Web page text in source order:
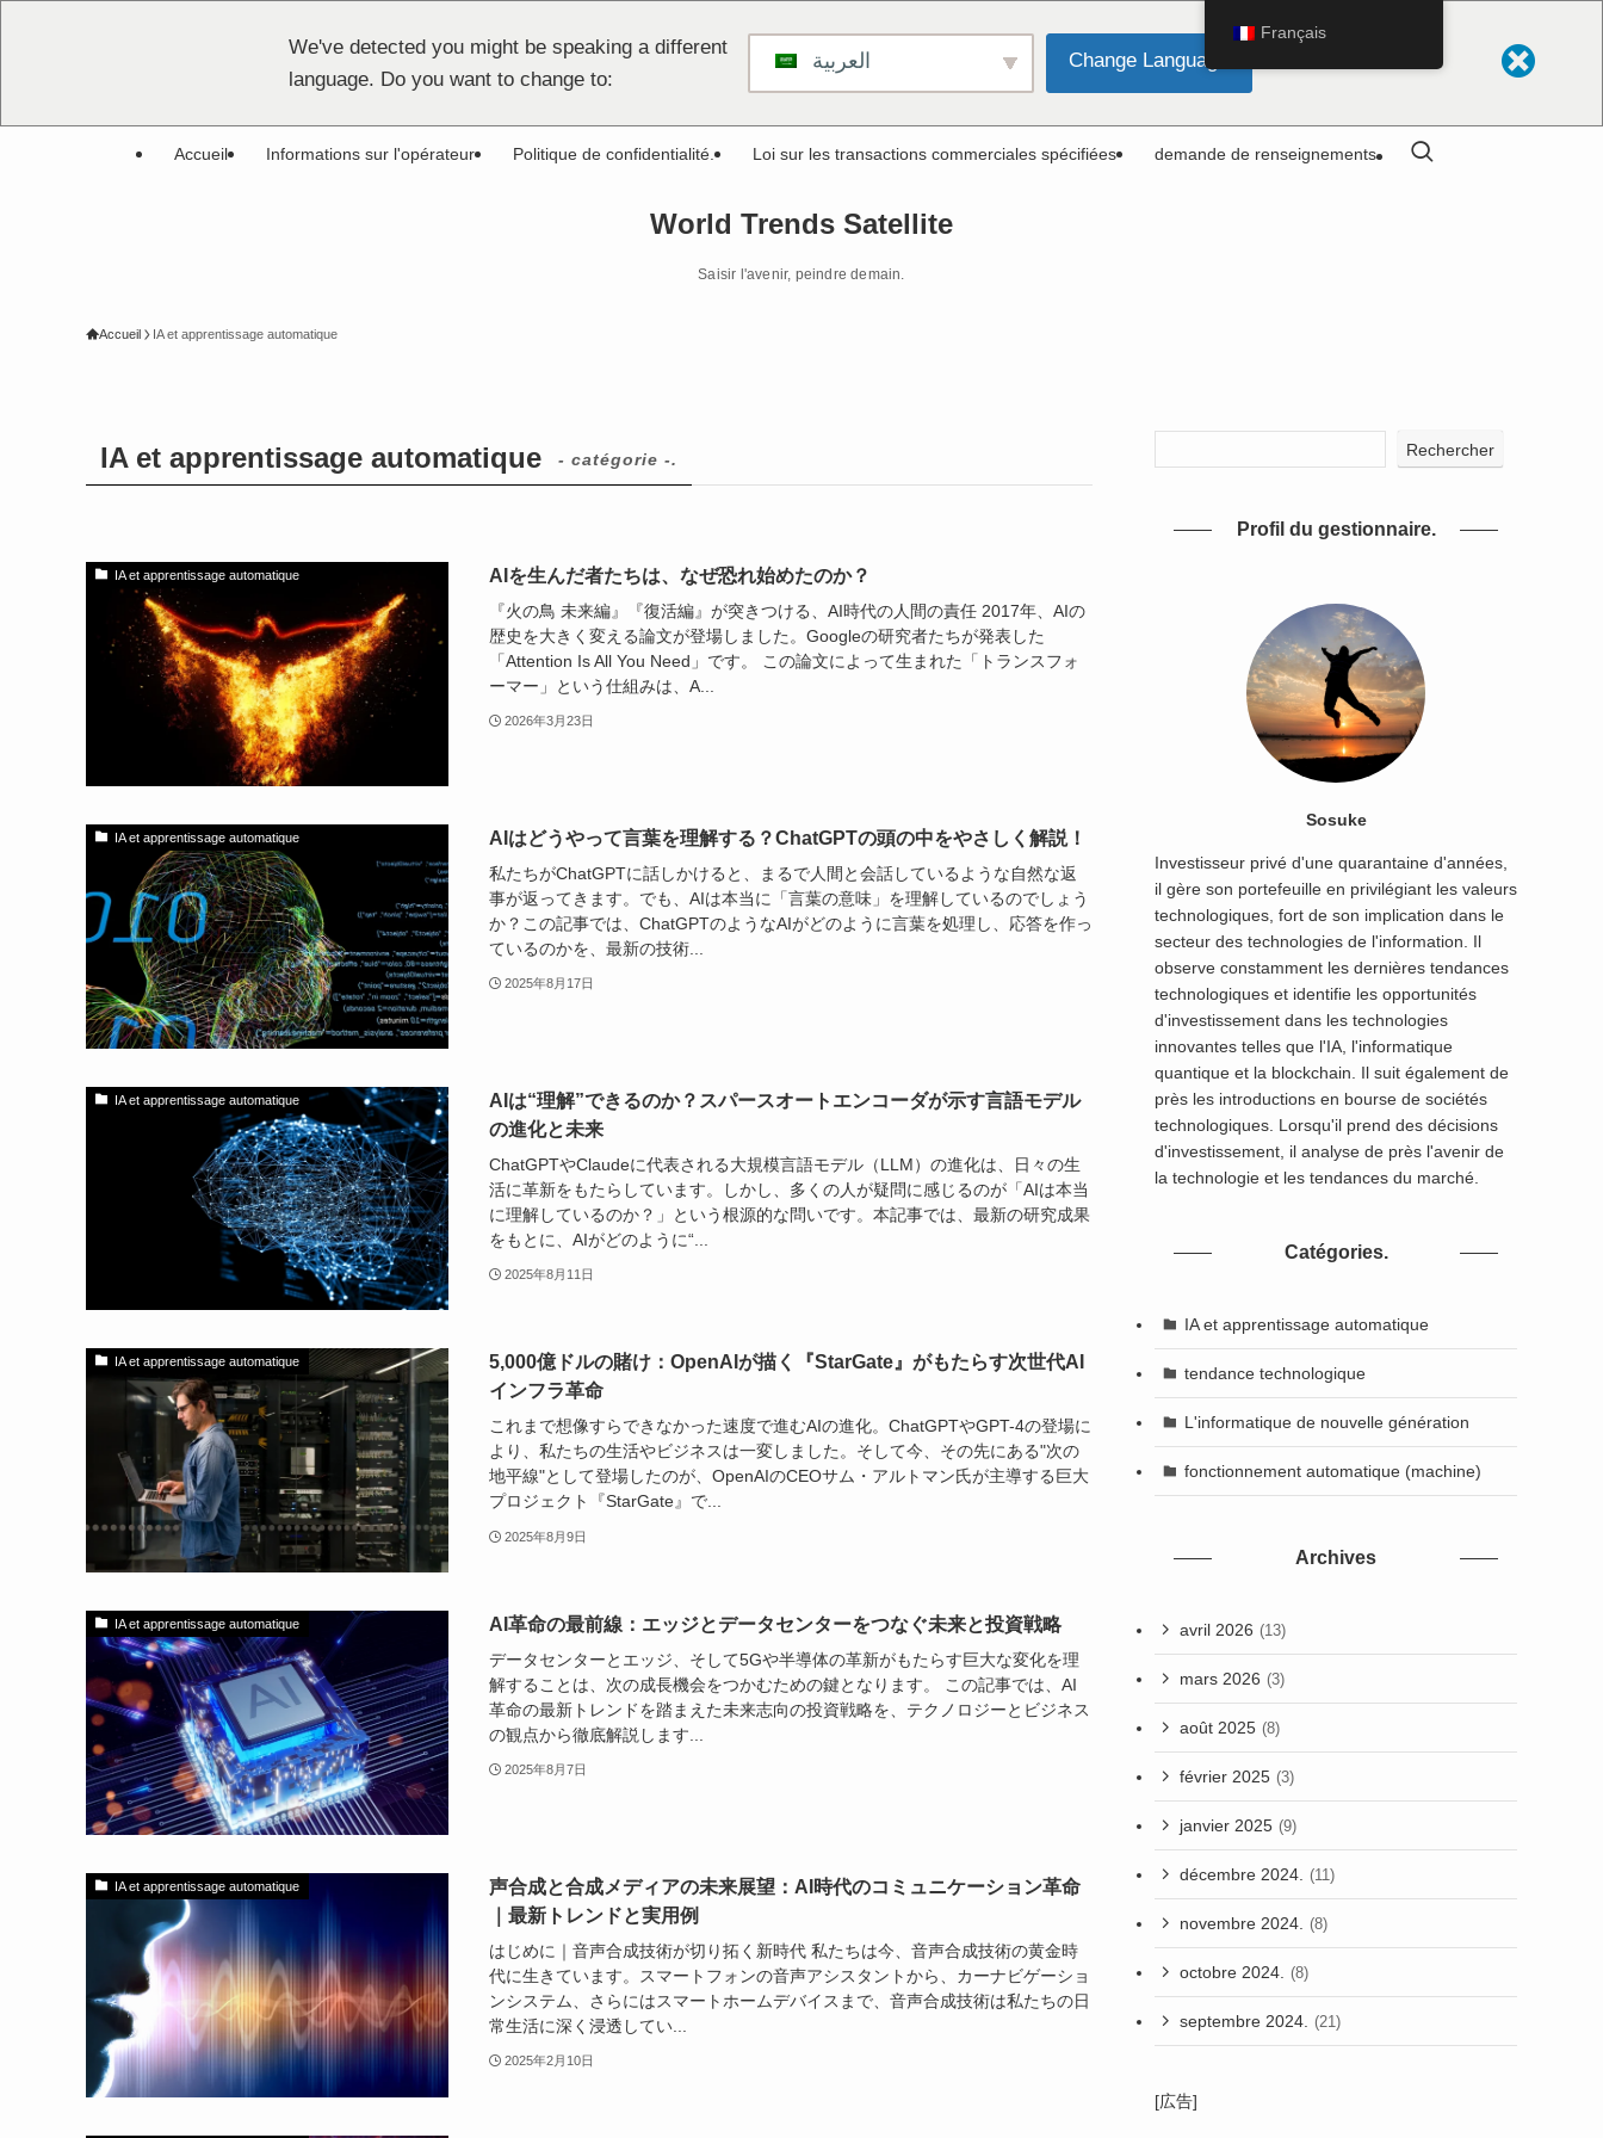
We've detected you might be speaking a different
language. Do you want to change to:
العربية Change Language
World Trends Satellite
Saisir l'avenir, peindre demain.
Accueil Informations sur l'opérateur Politique de confidentialité. Loi sur les transactions commerciales spécifiées demande de renseignements
Accueil IA et apprentissage automatique
IA et apprentissage automatique - catégorie -.
IA et apprentissage automatique AIを生んだ者たちは、なぜ恐れ始めたのか？
『火の鳥 未来編』『復活編』が突きつける、AI時代の人間の責任 2017年、AIの
歴史を大きく変える論文が登場しました。Googleの研究者たちが発表した
「Attention Is All You Need」です。 この論文によって生まれた「トランスフォ
ーマー」という仕組みは、A...
2026年3月23日
IA et apprentissage automatique AIはどうやって言葉を理解する？ChatGPTの頭の中をやさしく解説！
私たちがChatGPTに話しかけると、まるで人間と会話しているような自然な返
事が返ってきます。でも、AIは本当に「言葉の意味」を理解しているのでしょう
か？この記事では、ChatGPTのようなAIがどのように言葉を処理し、応答を作っ
ているのかを、最新の技術...
2025年8月17日
IA et apprentissage automatique
AIは“理解”できるのか？スパースオートエンコーダが示す言語モデル
の進化と未来
ChatGPTやClaudeに代表される大規模言語モデル（LLM）の進化は、日々の生
活に革新をもたらしています。しかし、多くの人が疑問に感じるのが「AIは本当
に理解しているのか？」という根源的な問いです。本記事では、最新の研究成果
をもとに、AIがどのように“...
2025年8月11日
IA et apprentissage automatique
5,000億ドルの賭け：OpenAIが描く『StarGate』がもたらす次世代AI
インフラ革命
これまで想像すらできなかった速度で進むAIの進化。ChatGPTやGPT-4の登場に
より、私たちの生活やビジネスは一変しました。そして今、その先にある"次の
地平線"として登場したのが、OpenAIのCEOサム・アルトマン氏が主導する巨大
プロジェクト『StarGate』で...
2025年8月9日
IA et apprentissage automatique AI革命の最前線：エッジとデータセンターをつなぐ未来と投資戦略
データセンターとエッジ、そして5Gや半導体の革新がもたらす巨大な変化を理
解することは、次の成長機会をつかむための鍵となります。 この記事では、AI
革命の最新トレンドを踏まえた未来志向の投資戦略を、テクノロジーとビジネス
の観点から徹底解説します...
2025年8月7日
IA et apprentissage automatique
声合成と合成メディアの未来展望：AI時代のコミュニケーション革命
｜最新トレンドと実用例
はじめに｜音声合成技術が切り拓く新時代 私たちは今、音声合成技術の黄金時
代に生きています。スマートフォンの音声アシスタントから、カーナビゲーショ
ンシステム、さらにはスマートホームデバイスまで、音声合成技術は私たちの日
常生活に深く浸透してい...
2025年2月10日
Rechercher
Profil du gestionnaire.
Sosuke
Investisseur privé d'une quarantaine d'années,
il gère son portefeuille en privilégiant les valeurs
technologiques, fort de son implication dans le
secteur des technologies de l'information. Il
observe constamment les dernières tendances
technologiques et identifie les opportunités
d'investissement dans les technologies
innovantes telles que l'IA, l'informatique
quantique et la blockchain. Il suit également de
près les introductions en bourse de sociétés
technologiques. Lorsqu'il prend des décisions
d'investissement, il analyse de près l'avenir de
la technologie et les tendances du marché.
Catégories.
IA et apprentissage automatique
tendance technologique
L'informatique de nouvelle génération
fonctionnement automatique (machine)
Archives
avril 2026 (13)
mars 2026 (3)
août 2025 (8)
février 2025 (3)
janvier 2025 (9)
décembre 2024. (11)
novembre 2024. (8)
octobre 2024. (8)
septembre 2024. (21)
[広告]
Français